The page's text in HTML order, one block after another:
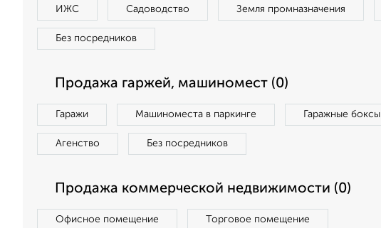
ИЖС Садоводство Земля промназначения
Без посредников
Продажа гаржей, машиномест (0)
Гаражи Машиноместа в паркинге Гаражные боксы
Агенство Без посредников
Продажа коммерческой недвижимости (0)
Офисное помещение Торговое помещение